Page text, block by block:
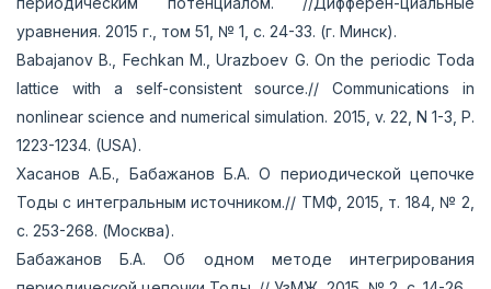
уравнения. 2015 г., том 51, № 1, с. 24-33. (г. Минск).
Babajanov B., Fechkan M., Urazboev G. On the periodic Toda
lattice with a self-consistent source.// Communications in
nonlinear science and numerical simulation. 2015, v. 22, N 1-3, P.
1223-1234. (USA).
Хасанов А.Б., Бабажанов Б.А. О периодической цепочке
Тоды с интегральным источником.// ТМФ, 2015, т. 184, № 2,
с. 253-268. (Москва).
Бабажанов Б.А. Об одном методе интегрирования